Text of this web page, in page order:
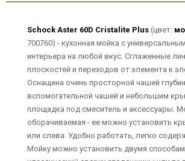
Schock Aster 60D Cristalite Plus (цвет:
700760) - кухонная мойка с
интерьера на любой вкус. Сглаженные
плоскостей и переходов от элемента к
Оснащена очень просторной чашей
вспомогательной чашей и небольшим
площадка под смеситель и аксессуары.
оборачиваемая - ее можно установить
или слева. Удобно работать, легко
Мойку можно установить двумя